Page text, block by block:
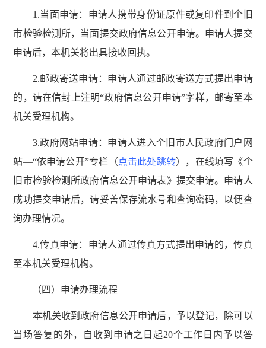
1.当面申请：申请人携带身份证原件或复印件到个旧
市检验检测所，当面提交政府信息公开申请。申请人提交
申请后，本机关将出具接收回执。
2.邮政寄送申请：申请人通过邮政寄送方式提出申请
的，请在信封上注明“政府信息公开申请”字样，邮寄至本
机关受理机构。
3.政府网站申请：申请人进入个旧市人民政府门户网
站—“依申请公开”专栏（点击此处跳转），在线填写《个
旧市检验检测所政府信息公开申请表》提交申请。申请人
成功提交申请后，请妥善保存流水号和查询密码，以便查
询办理情况。
4.传真申请：申请人通过传真方式提出申请的，传真
至本机关受理机构。
（四）申请办理流程
本机关收到政府信息公开申请后，予以登记，除可以
当场答复的外，自收到申请之日起20个工作日内予以答